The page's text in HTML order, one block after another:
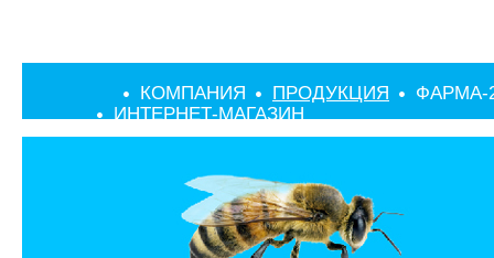
КОМПАНИЯ ПРОДУКЦИЯ
ФАРМА-
ИНТЕРНЕТ-МАГАЗИН